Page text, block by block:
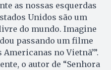
as nossas esquerdas
Unidos são um
do mundo. Imagine
passando um filme
no Vietnã’”.
o autor de “Senhora